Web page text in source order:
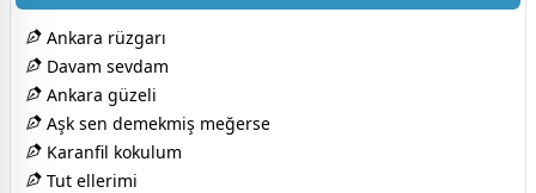
Ankara rüzgarı
Davam sevdam
Ankara güzeli
Aşk sen demekmiş meğerse
Karanfil kokulum
Tut ellerimi